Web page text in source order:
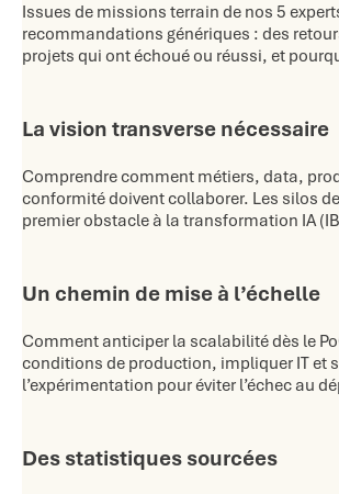
Issues de missions terrain de nos 5
recommandations génériques : des
projets qui ont échoué ou réussi, et
La vision transverse nécessaire
Comprendre comment métiers, data,
conformité doivent collaborer. Les silos
premier obstacle à la transformation IA
Un chemin de mise à l’échelle
Comment anticiper la scalabilité dès le
conditions de production, impliquer IT et
l’expérimentation pour éviter l’échec au
Des statistiques sourcées